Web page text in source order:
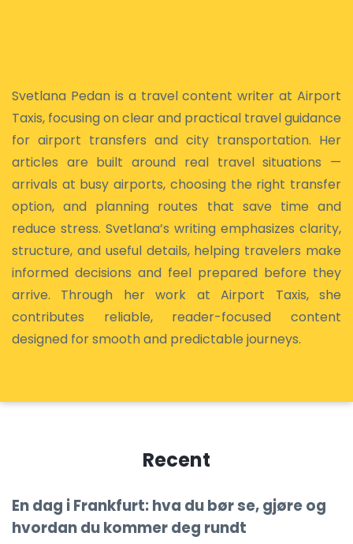
Svetlana Pedan is a travel content writer at Airport
Taxis, focusing on clear and practical travel guidance
for airport transfers and city transportation. Her
articles are built around real travel situations —
arrivals at busy airports, choosing the right transfer
option, and planning routes that save time and
reduce stress. Svetlana’s writing emphasizes clarity,
structure, and useful details, helping travelers make
informed decisions and feel prepared before they
arrive. Through her work at Airport Taxis, she
contributes reliable, reader-focused content
designed for smooth and predictable journeys.
Recent
En dag i Frankfurt: hva du bør se, gjøre og
hvordan du kommer deg rundt